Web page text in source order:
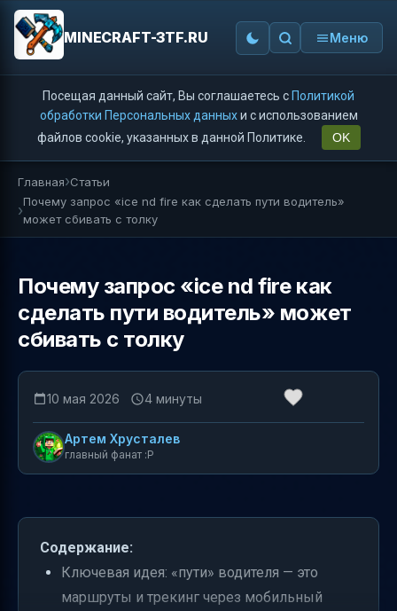
MINECRAFT-3TF.RU Меню
Посещая данный сайт, Вы соглашаетесь с Политикой
обработки Персональных данныхи с использованием
файлов cookie, указанных в данной Политике.
OK
Главная Статьи
Почему запрос «ice nd fire как сделать пути водитель»
может сбивать с толку
Почему запрос «ice nd fire как
сделать пути водитель» может
сбивать с толку
10 мая 2026 4 минуты
Артем Хрусталев
главный фанат :P
Содержание:
Ключевая идея: «пути» водителя — это
маршруты и трекинг через мобильный